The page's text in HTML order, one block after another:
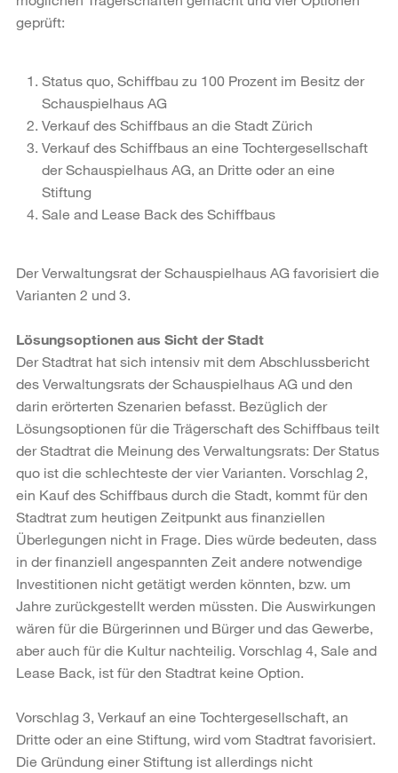
geprüft:
Status quo, Schiffbau zu 100 Prozent im Besitz der
Schauspielhaus AG
Verkauf des Schiffbaus an die Stadt Zürich
Verkauf des Schiffbaus an eine Tochtergesellschaft
der Schauspielhaus AG, an Dritte oder an eine
Stiftung
Sale and Lease Back des Schiffbaus
Der Verwaltungsrat der Schauspielhaus AG favorisiert die
Varianten 2 und 3.
Lösungsoptionen aus Sicht der Stadt
Der Stadtrat hat sich intensiv mit dem Abschlussbericht
des Verwaltungsrats der Schauspielhaus AG und den
darin erörterten Szenarien befasst. Bezüglich der
Lösungsoptionen für die Trägerschaft des Schiffbaus teilt
der Stadtrat die Meinung des Verwaltungsrats: Der Status
quo ist die schlechteste der vier Varianten. Vorschlag 2,
ein Kauf des Schiffbaus durch die Stadt, kommt für den
Stadtrat zum heutigen Zeitpunkt aus finanziellen
Überlegungen nicht in Frage. Dies würde bedeuten, dass
in der finanziell angespannten Zeit andere notwendige
Investitionen nicht getätigt werden könnten, bzw. um
Jahre zurückgestellt werden müssten. Die Auswirkungen
wären für die Bürgerinnen und Bürger und das Gewerbe,
aber auch für die Kultur nachteilig. Vorschlag 4, Sale and
Lease Back, ist für den Stadtrat keine Option.
Vorschlag 3, Verkauf an eine Tochtergesellschaft, an
Dritte oder an eine Stiftung, wird vom Stadtrat favorisiert.
Die Gründung einer Stiftung ist allerdings nicht